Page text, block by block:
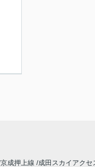
京成押上線 成田スカイアクセ